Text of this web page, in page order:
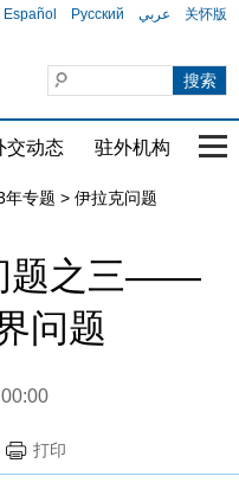
Español Русский عربي 关怀版
交动态 驻外机构 国
年专题 > 伊拉克问题
题之三——
问题
打印